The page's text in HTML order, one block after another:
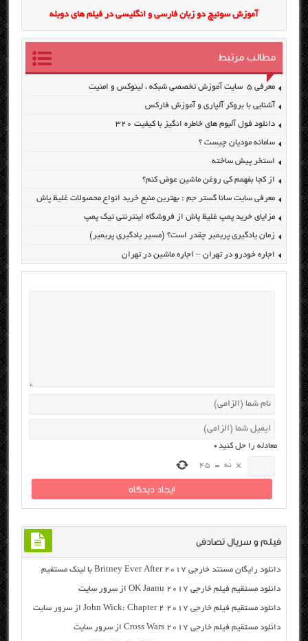
آموزش سوئیچ دو زبان فارسی و انگلیسی در فیلم های دوبله
مطالب مرتبط
معرفی ۵ سایت آموزش تخصصی شبکه ، لینوکس و امنیت
آشنایی با بروکر آلپاری و آموزش فارکس
دانلود فول آلبوم های خاطره انگیز با کیفیت ۳۲۰
سامانه مودیان چیست ؟
استخر پیش ساخته
از کجا بفهمم کی روغن ماشین عوض کنم؟
معرفی سایت سانا گستر جم : بهترین منبع خرید انواع محصولات غلیظ پاش
مزایای خرید پمپ غلیظ پاش از فروشگاه اینترنتی تیک پمپ
زمان یادگیری پریمیر چقدر است؟ (مسیر یادگیری پریمیر)
اجاره خودرو در تهران – اجاره ماشین در تهران
معادله را حل کنید*
× نُه =
45
فیلم و سریال تصادفی
دانلود رایگان مسنتد خارجی Britney Ever After 2017 با لینک مستقیم
دانلود مستقیم فیلم خارجی OK Jaanu 2017 از سرور سایت
دانلود مستقیم فیلم خارجی John Wick: Chapter 2 2017 از سرور سایت
دانلود مستقیم فیلم خارجی Cross Wars 2017 از سرور سایت